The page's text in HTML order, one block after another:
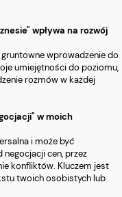
wpływa na rozwój
wprowadzenie do
umiejętności do poziomu,
rozmów w każdej
w moich
i może być
cen, przez
konfliktów. Kluczem jest
twoich osobistych lub